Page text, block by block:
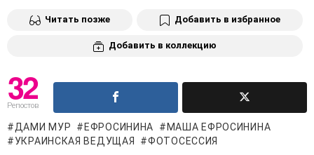
Читать позже Добавить в избранное
Добавить в коллекцию
32
Репостов
ДАМИ МУР ЕФРОСИНИНА
МАША ЕФРОСИНИНА
УКРАИНСКАЯ ВЕДУЩАЯ
ФОТОСЕССИЯ